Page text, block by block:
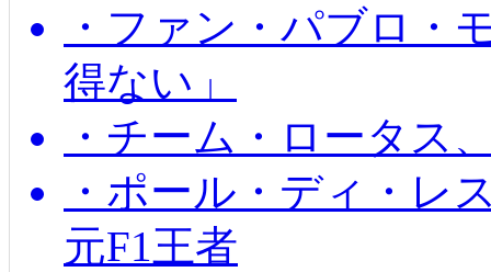
・ファン・パブロ・
得ない」
・チーム・ロータス
・ポール・ディ・レ
元F1王者